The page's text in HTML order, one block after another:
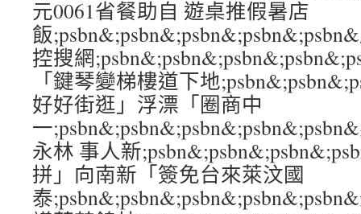
元0061省餐助自 遊桌推假暑店
飯
控搜網
「鍵琴變梯樓道下地
好好街逛」浮漂「圈商中
一
永林 事人新
拼」向南新「簽免台來萊汶國
泰